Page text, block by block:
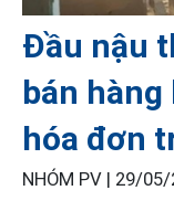
Đầu nậu
bán
hóa đơn
NHÓM PV | 29/05/